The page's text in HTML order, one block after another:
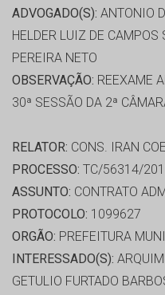
ADVOGADO(S): ANTONIO
HELDER LUIZ DE
PEREIRA NETO
OBSERVAÇÃO: REEXAME
30ª SESSÃO DA 2ª
RELATOR: CONS. IRAN
PROCESSO: TC/56314/
ASSUNTO: CONTRATO
PROTOCOLO: 1099627
ORGÃO: PREFEITURA
INTERESSADO(S):
GETULIO FURTADO